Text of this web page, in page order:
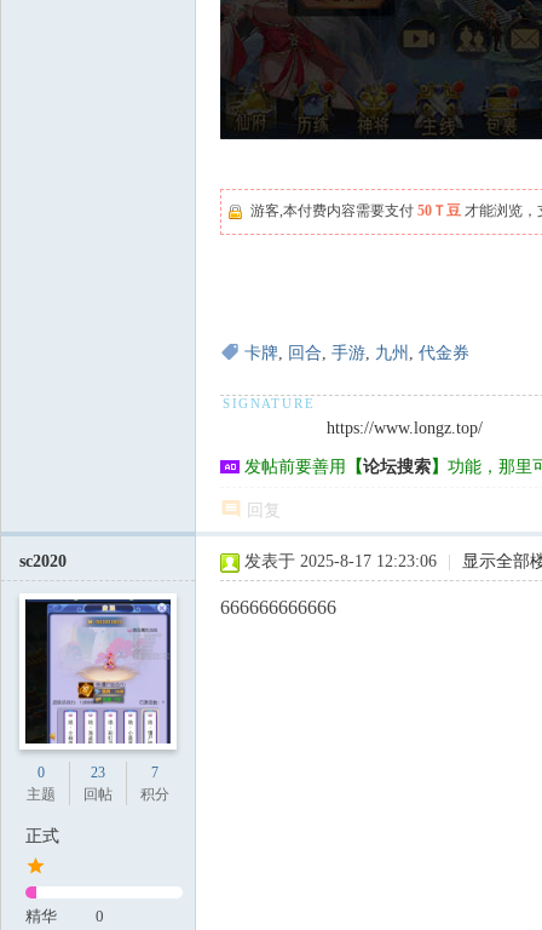
游客,本付费内容需要支付 50Ｔ豆 才能浏览，
卡牌, 回合, 手游, 九州 , 代金券
https://www.longz.top/
发帖前要善用 【论坛搜索】 功能，那里
回复
sc2020
0
主题
23
回帖
7
积分
正式
精华
0
发表于 2025-8-17 12:23:06 显示全部
666666666666